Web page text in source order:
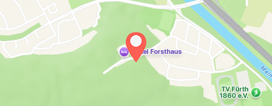
Blog
Partner